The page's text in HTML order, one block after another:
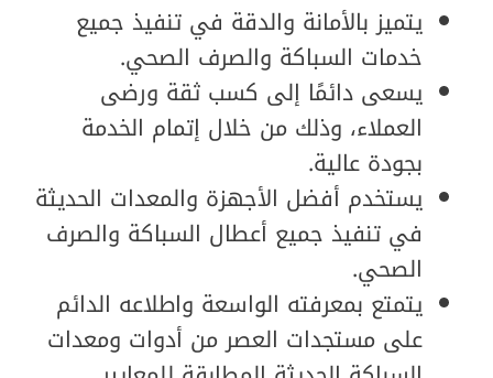
يتميز بالأمانة والدقة في تنفيذ جميع
خدمات السباكة والصرف الصحي.
يسعى دائمًا إلى كسب ثقة ورضى
العملاء، وذلك من خلال إتمام الخدمة
بجودة عالية.
يستخدم أفضل الأجهزة والمعدات الحديثة
في تنفيذ جميع أعطال السباكة والصرف
الصحي.
يتمتع بمعرفته الواسعة واطلاعه الدائم
على مستجدات العصر من أدوات ومعدات